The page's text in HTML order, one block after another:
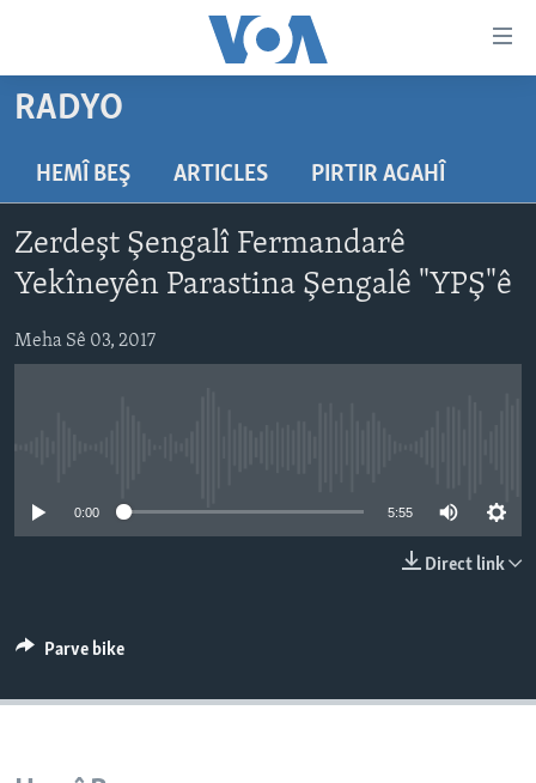
Yekser
here
naveroka
serekî
here
Malpera
Yekser
here
NÛÇE
FOTO GALERÎ
HEVPEYVÎN
AMERÎKA
TIRKÎYE
SÛRÎYE
CÎHAN
SORANÎ
Learning English
RADYO
HEMÎ BEŞ ARTICLES PIRTIR AGAHÎ
Zerdeşt Şengalî Fermandarê
Yekîneyên Parastina Şengalê "YPŞ"ê
Meha Sê 03, 2017
0:00 5:55
Direct link
Parve bike